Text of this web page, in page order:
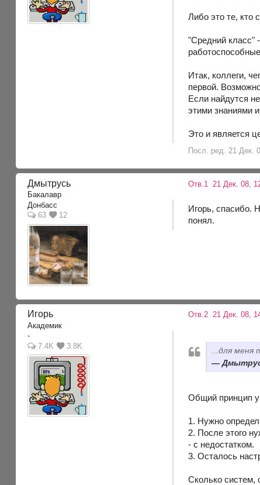
Либо это те, кто
"Средний класс"
Итак, коллеги,
первой.
Если найдутся
этими знаниями
Это и является
Посл. ред. 21 Дек.
Дмытрусь
Бакалавр
Донбасс
63
12
Отв.1 21 Дек. 08,
Игорь, спасибо.
понял.
Игорь
Академик
-
7.4K
3.8K
Отв.2 21 Дек. 08,
...для меня
Общий принцип
1. Нужно
2. После этого
- с недостатком.
3. Осталось
Сколько систем,